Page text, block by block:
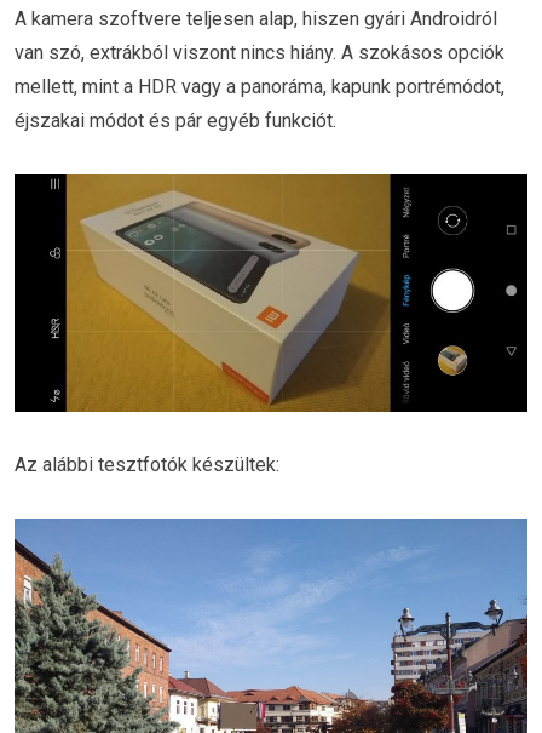
A kamera szoftvere teljesen alap, hiszen gyári Androidról
van szó, extrákból viszont nincs hiány. A szokásos opciók
mellett, mint a HDR vagy a panoráma, kapunk portrémódot,
éjszakai módot és pár egyéb funkciót.
Az alábbi tesztfotók készültek: